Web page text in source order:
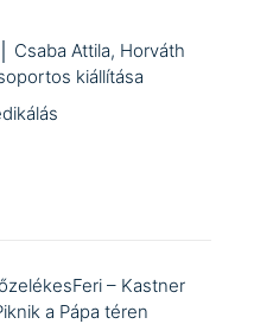
Csaba Attila, Horváth
kiállítása
– Kastner
a Pápa téren